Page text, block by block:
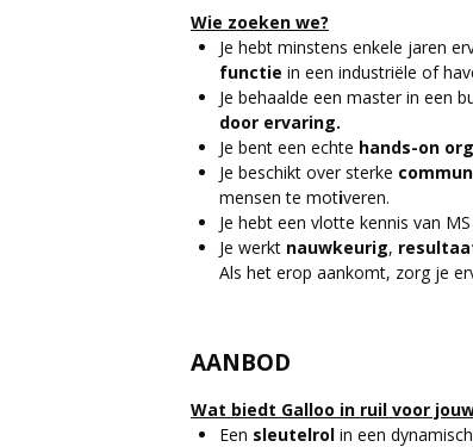
Wie zoeken we?
Je hebt minstens enkele jaren
functie in een industriële of
Je behaalde een master in een
door ervaring.
Je bent een echte hands-on
Je beschikt over sterke
mensen te motiveren.
Je hebt een vlotte kennis van
Je werkt nauwkeurig,
Als het erop aankomt, zorg je
AANBOD
Wat biedt Galloo in ruil voor
Een sleutelrol in een